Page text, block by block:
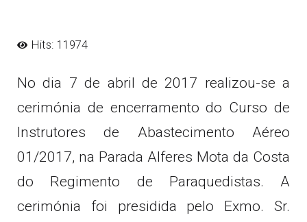
Hits: 11974
No dia 7 de abril de 2017 realizou-se a
cerimónia de encerramento do Curso de
Instrutores de Abastecimento Aéreo
01/2017, na Parada Alferes Mota da Costa
do Regimento de Paraquedistas. A
cerimónia foi presidida pelo Exmo. Sr.